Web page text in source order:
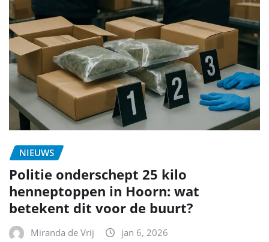
NIEUWS
Politie onderschept 25 kilo
henneptoppen in Hoorn: wat
betekent dit voor de buurt?
Miranda de Vrij jan 6, 2026